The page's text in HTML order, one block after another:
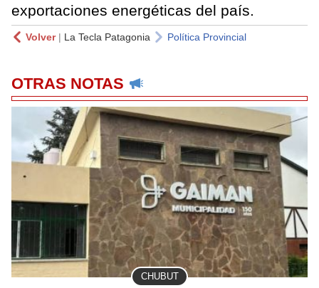
exportaciones energéticas del país.
Volver| La Tecla Patagonia Política Provincial
OTRAS NOTAS
CHUBUT